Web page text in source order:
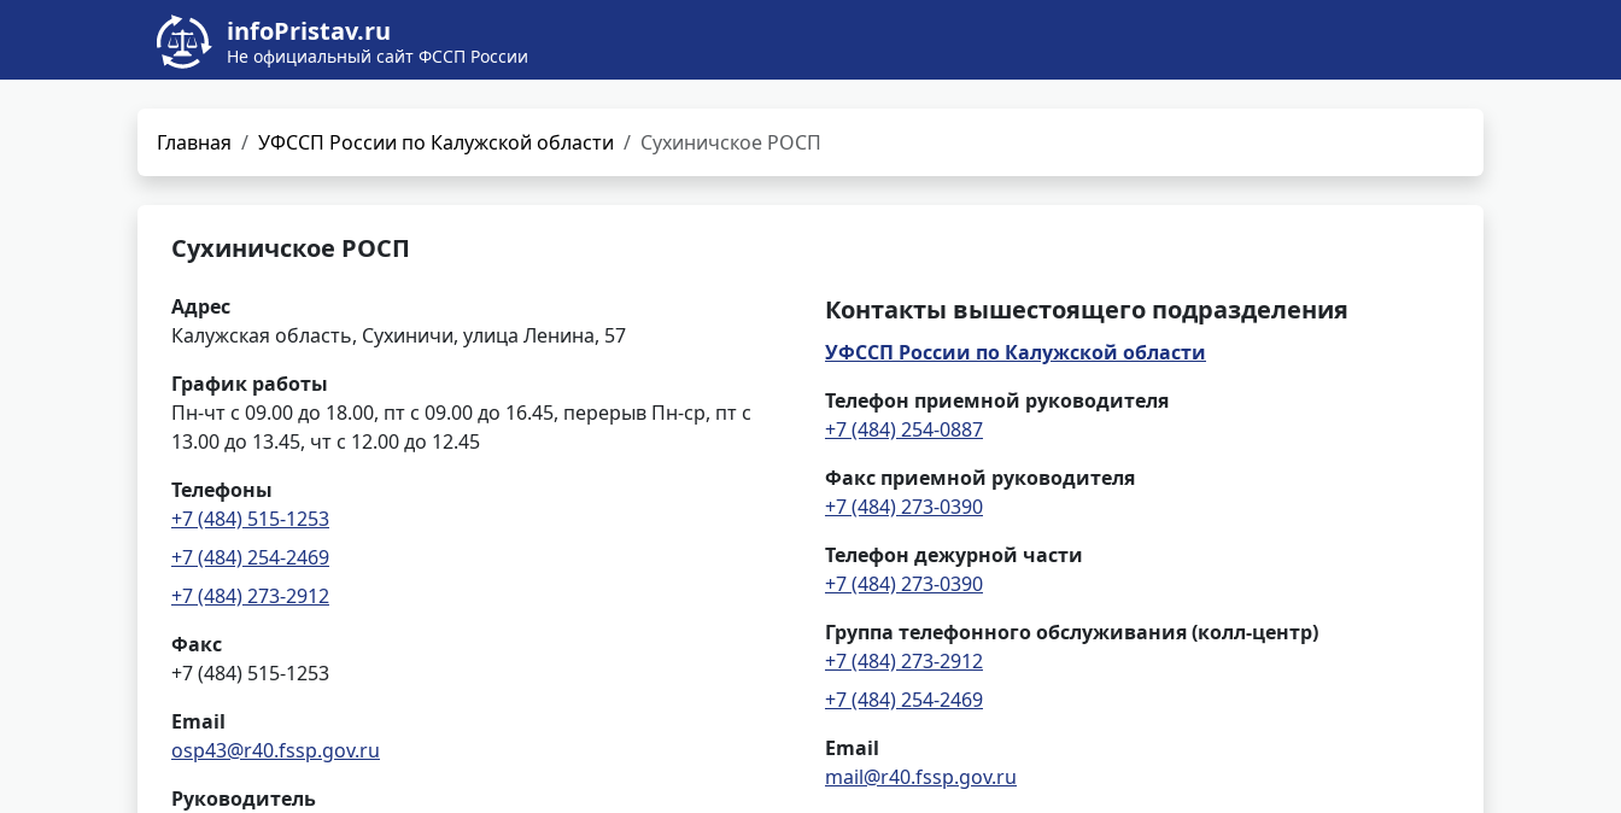
infoPristav.ru
Не официальный сайт ФССП России
Главная УФССП России по Калужской области Сухиничское РОСП
Сухиничское РОСП
Адрес
Калужская область, Сухиничи, улица Ленина, 57
График работы
Пн-чт с 09.00 до 18.00, пт с 09.00 до 16.45, перерыв Пн-ср, пт с
13.00 до 13.45, чт с 12.00 до 12.45
Телефоны
+7 (484) 515-1253
+7 (484) 254-2469
+7 (484) 273-2912
Факс
+7 (484) 515-1253
Email
osp43@r40.fssp.gov.ru
Руководитель
Контакты вышестоящего подразделения
УФССП России по Калужской области
Телефон приемной руководителя
+7 (484) 254-0887
Факс приемной руководителя
+7 (484) 273-0390
Телефон дежурной части
+7 (484) 273-0390
Группа телефонного обслуживания (колл-центр)
+7 (484) 273-2912
+7 (484) 254-2469
Email
mail@r40.fssp.gov.ru